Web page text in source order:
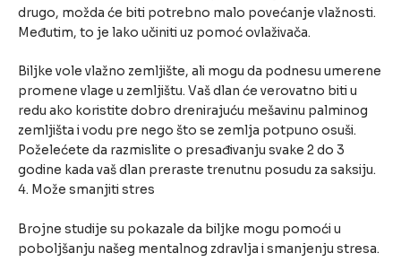
drugo, možda će biti potrebno malo povećanje vlažnosti.
Međutim, to je lako učiniti uz pomoć ovlaživača.
Biljke vole vlažno zemljište, ali mogu da podnesu umerene
promene vlage u zemljištu. Vaš dlan će verovatno biti u
redu ako koristite dobro drenirajuću mešavinu palminog
zemljišta i vodu pre nego što se zemlja potpuno osuši.
Poželećete da razmislite o presađivanju svake 2 do 3
godine kada vaš dlan preraste trenutnu posudu za saksiju.
4. Može smanjiti stres
Brojne studije su pokazale da biljke mogu pomoći u
poboljšanju našeg mentalnog zdravlja i smanjenju stresa.